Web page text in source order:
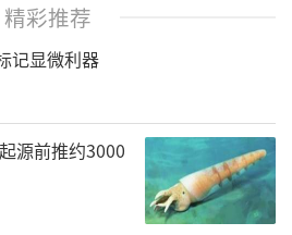
设领导小组，明确责任分
依托党员先锋岗、青年突
党员、优秀青年带头作
”要求贯穿班组管理全过
能型、效益型等班组创建
—班组—岗位”三级责任体
精彩推荐
记显微利器
源前推约3000